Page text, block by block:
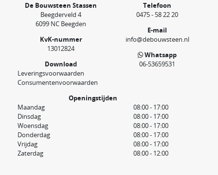
De Bouwsteen Stassen
Beegderveld 4
6099 NC Beegden
KvK-nummer
13012824
Download
Leveringsvoorwaarden
Consumentenvoorwaarden
Telefoon
0475 - 58 22 20
E-mail
info@debouwsteen.nl
Whatsapp
06-53659531
Openingstijden
Maandag
08:00 - 17:00
Dinsdag
08:00 - 17:00
Woensdag
08:00 - 17:00
Donderdag
08:00 - 17:00
Vrijdag
08:00 - 17:00
Zaterdag
08:00 - 12:00